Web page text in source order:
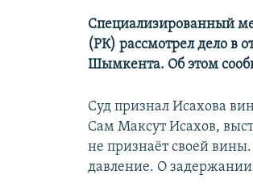
Специализированный
(РК) рассмотрел дело в
Шымкента. Об этом
Суд признал Исахова
Сам Максут Исахов,
не признаёт своей вины.
давление. О